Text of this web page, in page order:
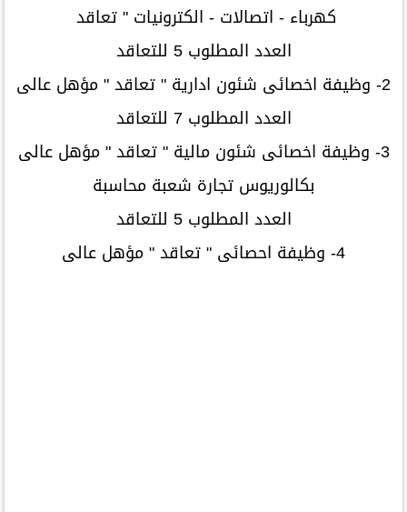
كهرباء - اتصالات - الكترونيات " تعاقد
العدد المطلوب 5 للتعاقد
2- وظيفة اخصائى شئون ادارية " تعاقد " مؤهل عالى
العدد المطلوب 7 للتعاقد
3- وظيفة اخصائى شئون مالية " تعاقد " مؤهل عالى
بكالوريوس تجارة شعبة محاسبة
العدد المطلوب 5 للتعاقد
4- وظيفة احصائى " تعاقد "
مؤهل عالى